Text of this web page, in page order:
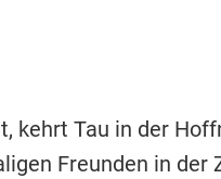
kehrt Tau in der
Freunden in